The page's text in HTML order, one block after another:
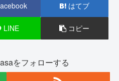
はてブ
LINE コピー
をフォローする